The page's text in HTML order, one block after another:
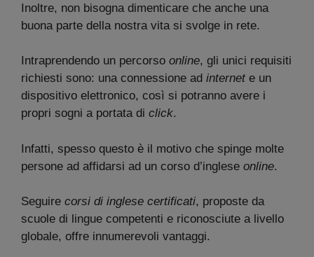
Inoltre, non bisogna dimenticare che anche una
buona parte della nostra vita si svolge in rete.
Intraprendendo un percorso online, gli unici requisiti
richiesti sono: una connessione ad internet e un
dispositivo elettronico, così si potranno avere i
propri sogni a portata di click.
Infatti, spesso questo è il motivo che spinge molte
persone ad affidarsi ad un corso d’inglese online.
Seguire corsi di inglese certificati, proposte da
scuole di lingue competenti e riconosciute a livello
globale, offre innumerevoli vantaggi.